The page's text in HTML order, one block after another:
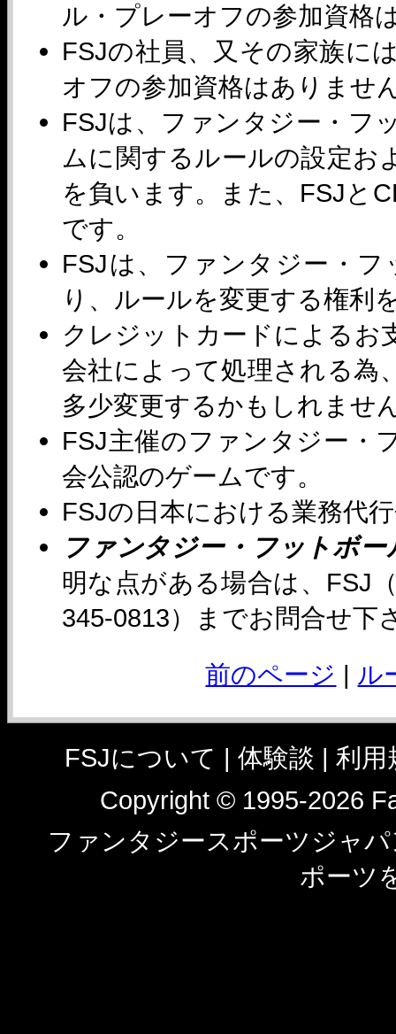
ル・プレーオフの参加資格
FSJの社員、又その家族に
オフの参加資格はありませ
FSJは、ファンタジー・フ
ムに関するルールの設定お
を負います。また、FSJと
です。
FSJは、ファンタジー・
り、ルールを変更する権利
クレジットカードによるお
会社によって処理される為
多少変更するかもしれませ
FSJ主催のファンタジー・
会公認のゲームです。
FSJの日本における業務代
ファンタジー・フットボ
明な点がある場合は、FSJ
345-0813）までお問合せ下
前のページ | ル
FSJについて |体験談 |利用
Copyright © 1995-2026
ファンタジースポーツジャ
ポーツ